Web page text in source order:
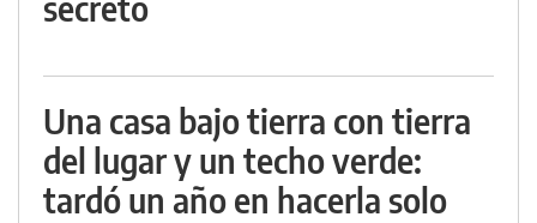
Una casa bajo tierra con tierra
del lugar y un techo verde:
tardó un año en hacerla solo